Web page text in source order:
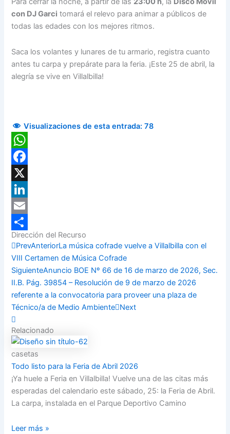
con DJ Garci tomará el relevo para animar a públicos de
todas las edades con los mejores ritmos.
Saca los volantes y lunares de tu armario, registra cuanto
antes tu carpa y prepárate para la feria. ¡Este 25 de abril, la
alegría se vive en Villalbilla!
Visualizaciones de esta entrada: 78
WhatsApp
Facebook
X
LinkedIn
Email
Compartir
Dirección del Recurso
PrevAnteriorLa música cofrade vuelve a Villalbilla con el
VIII Certamen de Música Cofrade
SiguienteAnuncio BOE Nº 66 de 16 de marzo de 2026, Sec.
II.B. Pág. 39854 – Resolución de 9 de marzo de 2026
referente a la convocatoria para proveer una plaza de
Técnico/a de Medio Ambiente Next
Relacionado
casetas
Todo listo para la Feria de Abril 2026
¡Ya huele a Feria en Villalbilla! Vuelve una de las citas más
esperadas del calendario este sábado, 25: la Feria de Abril.
La carpa, instalada en el Parque Deportivo Camino
Leer más »